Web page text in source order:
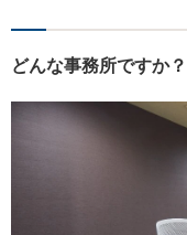
どんな事務所ですか？